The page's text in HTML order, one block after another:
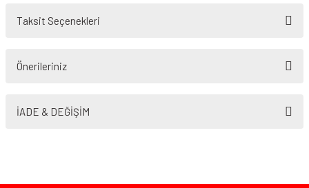
Taksit Seçenekleri
Önerileriniz
yetersiz gördüğünüz noktaları öneri formunu kullanarak tarafımıza
İADE & DEĞİŞİM